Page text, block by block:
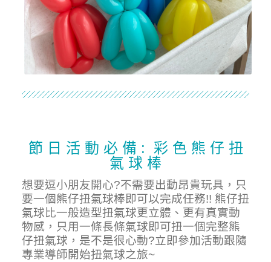
節 日 活 動 必 備 : 彩 色 熊 仔 扭
氣 球 棒
想要逗小朋友開心?不需要出動昂貴玩具，只
要一個熊仔扭氣球棒即可以完成任務!! 熊仔扭
氣球比一般造型扭氣球更立體、更有真實動
物感，只用一條長條氣球即可扭一個完整熊
仔扭氣球，是不是很心動?立即參加活動跟隨
專業導師開始扭氣球之旅~